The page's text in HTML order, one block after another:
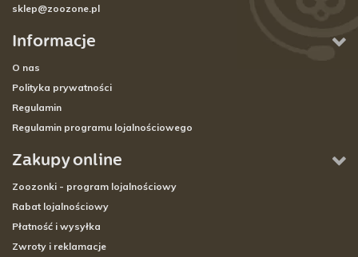
Informacje
O nas
Polityka prywatności
Regulamin
Regulamin programu lojalnościowego
Zakupy online
Zoozonki - program lojalnościowy
Rabat lojalnościowy
Płatność i wysyłka
Zwroty i reklamacje
sklep@zoozone.pl